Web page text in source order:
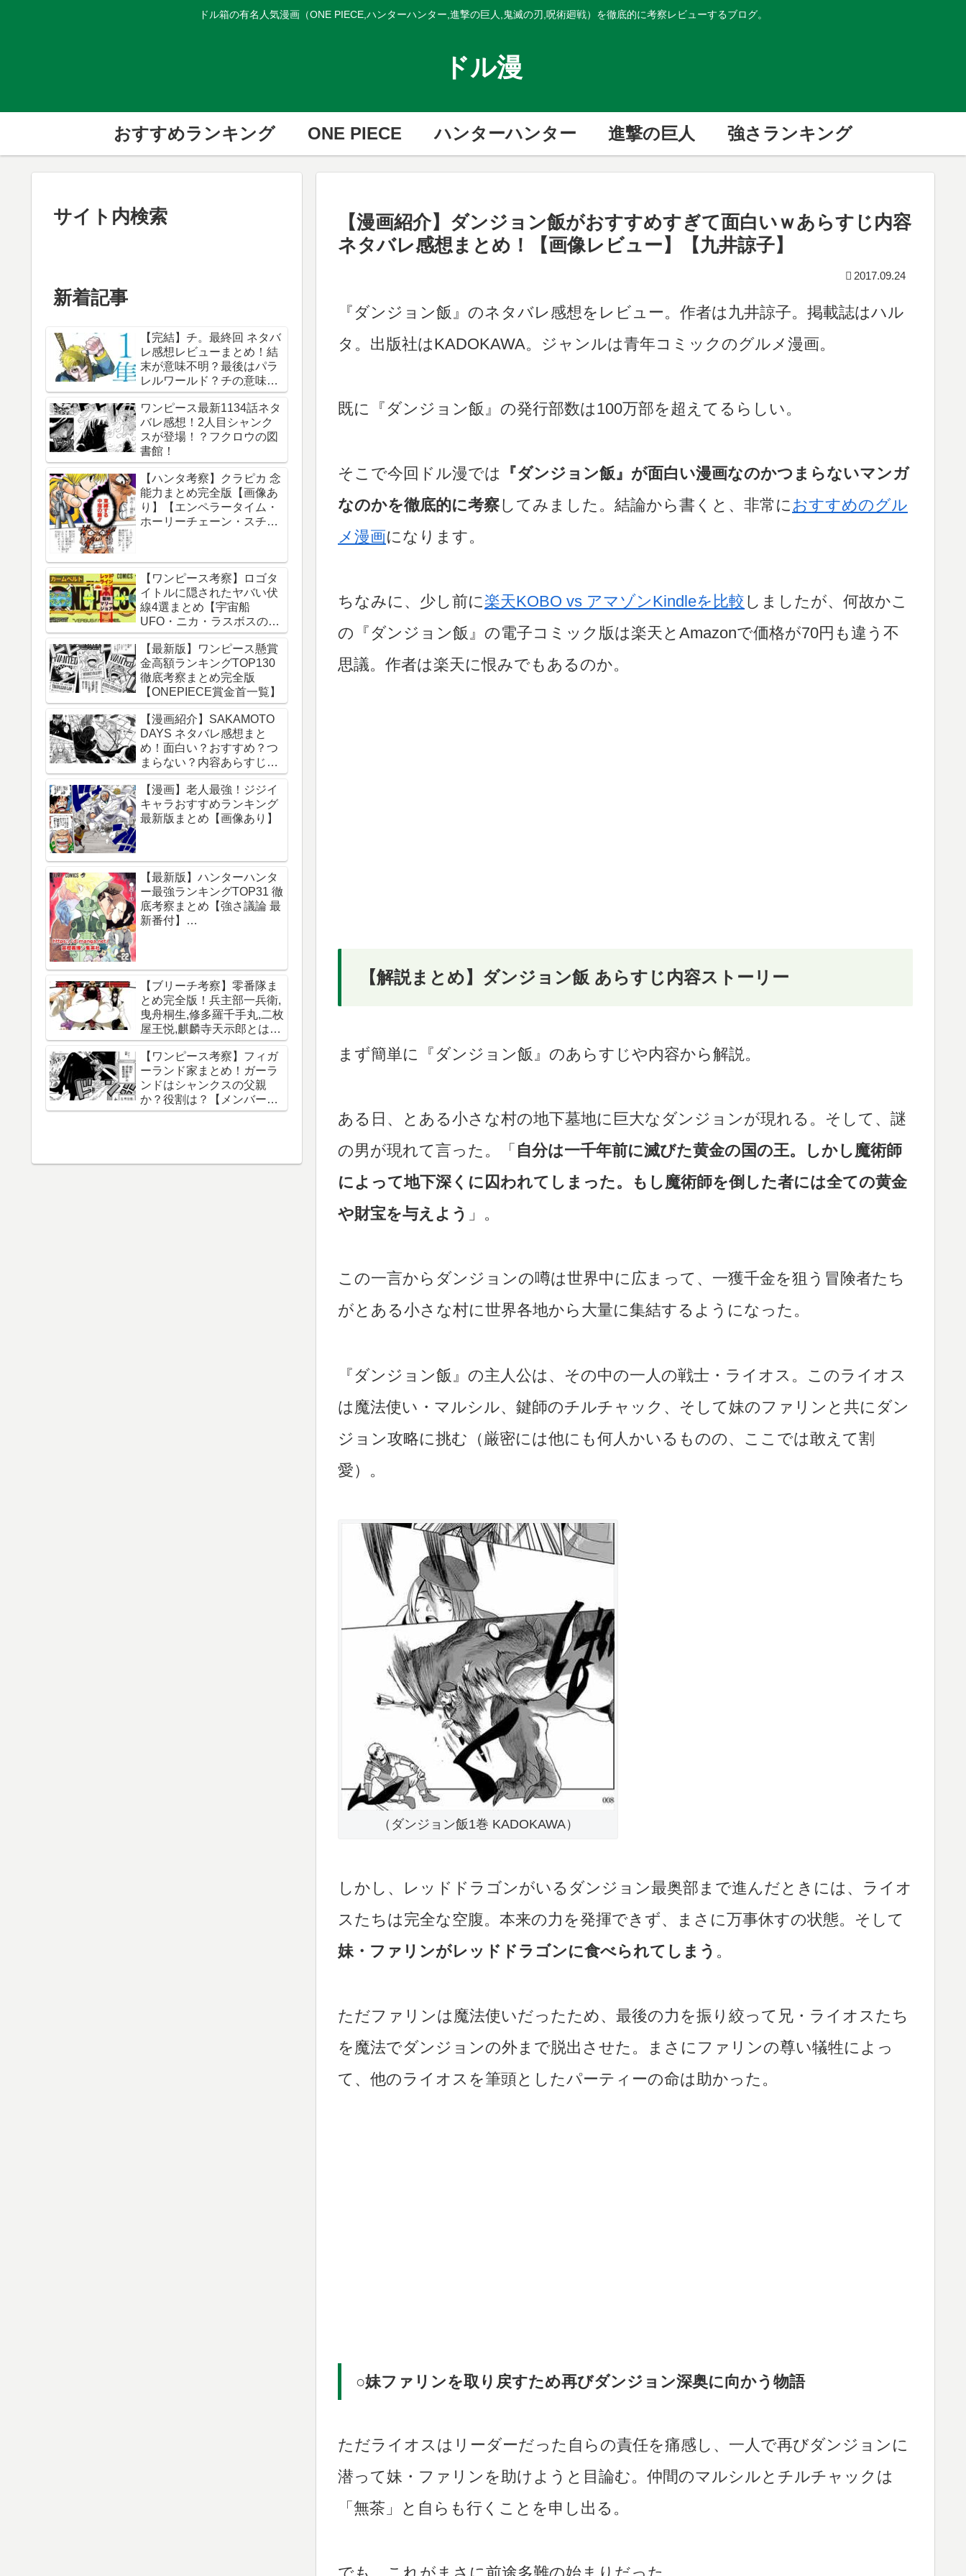
ドル箱の有名人気漫画（ONE PIECE,ハンターハンター,進撃の巨人,鬼滅の刃,呪術廻戦）を徹底的に考察レビューするブログ。
ドル漫
おすすめランキング ONE PIECE ハンターハンター 進撃の巨人 強さランキング
【漫画紹介】ダンジョン飯がおすすめすぎて面白いｗあらすじ内容
ネタバレ感想まとめ！【画像レビュー】【九井諒子】
2017.09.24
『ダンジョン飯』のネタバレ感想をレビュー。作者は九井諒子。掲載誌はハル
タ。出版社はKADOKAWA。ジャンルは青年コミックのグルメ漫画。
既に『ダンジョン飯』の発行部数は100万部を超えてるらしい。
そこで今回ドル漫では
『ダンジョン飯』が面白い漫画なのかつまらないマンガ
なのかを徹底的に考察してみました。結論から書くと、非常におすすめのグル
メ漫画になります。
ちなみに、少し前に楽天KOBO vs アマゾンKindleを比較 しましたが、何故かこ
の『ダンジョン飯』の電子コミック版は楽天とAmazonで価格が70円も違う不
思議。作者は楽天に恨みでもあるのか。
【解説まとめ】ダンジョン飯 あらすじ内容ストーリー
まず簡単に『ダンジョン飯』のあらすじや内容から解説。
ある日、とある小さな村の地下墓地に巨大なダンジョンが現れる。そして、謎
の男が現れて言った。「 自分は一千年前に滅びた黄金の国の王。しかし魔術師
によって地下深くに囚われてしまった。もし魔術師を倒した者には全ての黄金
や財宝を与えよう 」。
この一言からダンジョンの噂は世界中に広まって、一獲千金を狙う冒険者たち
がとある小さな村に世界各地から大量に集結するようになった。
『ダンジョン飯』の主人公は、その中の一人の戦士・ライオス。このライオス
は魔法使い・マルシル、鍵師のチルチャック、そして妹のファリンと共にダン
ジョン攻略に挑む（厳密には他にも何人かいるものの、ここでは敢えて割
愛）。
（ダンジョン飯1巻 KADOKAWA）
しかし、レッドドラゴンがいるダンジョン最奥部まで進んだときには、ライオ
スたちは完全な空腹。本来の力を発揮できず、まさに万事休すの状態。そして
妹・ファリンがレッドドラゴンに食べられてしまう 。
ただファリンは魔法使いだったため、最後の力を振り絞って兄・ライオスたち
を魔法でダンジョンの外まで脱出させた。まさにファリンの尊い犠牲によっ
て、他のライオスを筆頭としたパーティーの命は助かった。
○妹ファリンを取り戻すため再びダンジョン深奥に向かう物語
ただライオスはリーダーだった自らの責任を痛感し、一人で再びダンジョンに
潜って妹・ファリンを助けようと目論む。仲間のマルシルとチルチャックは
「無茶」と自らも行くことを申し出る。
サイト内検索
新着記事
【完結】チ。最終回 ネタバ
レ感想レビューまとめ！結
末が意味不明？最後はパラ
レルワールド？チの意味
は？内容あらすじは？アル
ベルト・ブルゼフスキと
は？【総合評価評判】【地
球の運動について】
ワンピース最新1134話ネタ
バレ感想！2人目シャンク
スが登場！？フクロウの図
書館！
【ハンタ考察】クラピカ 念
能力まとめ完全版【画像あ
り】【エンペラータイム・
ホーリーチェーン・スチー
ン】
【ワンピース考察】ロゴタ
イトルに隠されたヤバい伏
線4選まとめ【宇宙船
UFO・ニカ・ラスボスのイ
ム様・グランドライン】
【最新版】ワンピース懸賞
金高額ランキングTOP130
徹底考察まとめ完全版
【ONEPIECE賞金首一覧】
【漫画紹介】SAKAMOTO
DAYS ネタバレ感想まと
め！面白い？おすすめ？つ
まらない？内容あらすじレ
ビュー【サカモトデイズ】
【漫画】老人最強！ジジイ
キャラおすすめランキング
最新版まとめ【画像あり】
【最新版】ハンターハンタ
ー最強ランキングTOP31 徹
底考察まとめ【強さ議論 最
新番付】
【ブリーチ考察】零番隊ま
とめ完全版！兵主部一兵衛,
曳舟桐生,修多羅千手丸,二枚
屋王悦,麒麟寺天示郎とは？
王鍵とは？異名は？声優CV
は？必殺技は？【霊王宮】
【泉湯鬼・穀王・刀神・大
織守・まなこ和尚】
【ワンピース考察】フィガ
ーランド家まとめ！ガーラ
ンドはシャンクスの父親
か？役割は？【メンバー一
覧】